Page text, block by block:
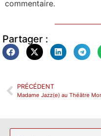
commentaire.
Partager :
PRÉCÉDENT